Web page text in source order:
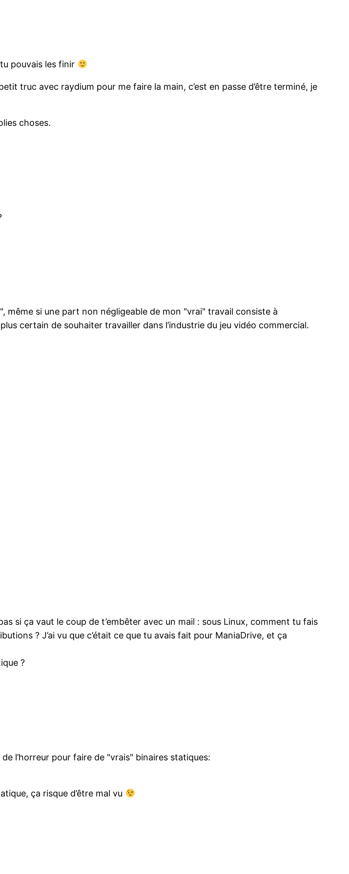
pouvais les finir
truc avec raydium pour me faire la main, c’est en passe d’être terminé, je
choses.
si une part non négligeable de mon "vrai" travail consiste à
certain de souhaiter travailler dans l’industrie du jeu vidéo commercial.
si ça vaut le coup de t’embêter avec un mail : sous Linux, comment tu fais
? J’ai vu que c’était ce que tu avais fait pour ManiaDrive, et ça
?
l’horreur pour faire de "vrais" binaires statiques:
ça risque d’être mal vu